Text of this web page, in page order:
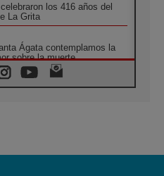
los 416 años del
La Grita
Ágata contemplamos la
sobre la muerte
el Santuario de la Madre